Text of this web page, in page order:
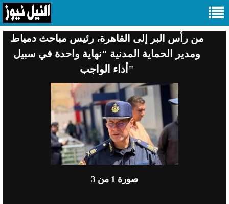
من رأس البر إلى القاهرة، رئيس مباحث دمياط
ومدير الحماية المدنية "نهاية واحدة في سبيل
أداء الواجب"
صورة 1 من 3